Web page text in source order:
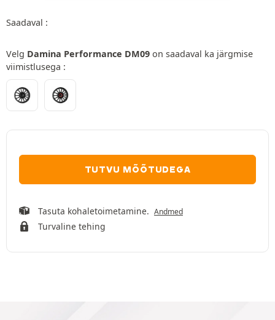
Saadaval :
Velg Damina Performance DM09 on saadaval ka järgmise
viimistlusega :
TUTVU MÕÕTUDEGA
Tasuta kohaletoimetamine. Andmed
Turvaline tehing